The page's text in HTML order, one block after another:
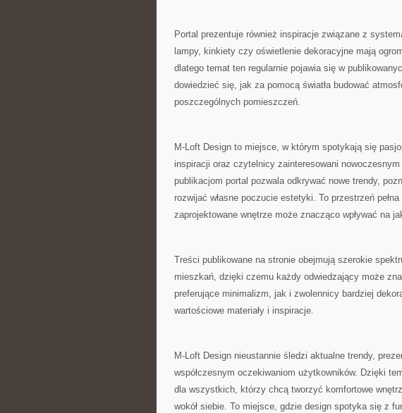
Portal prezentuje również inspiracje związane z
lampy, kinkiety czy oświetlenie dekoracyjne mają
dlatego temat ten regularnie pojawia się w
dowiedzieć się, jak za pomocą światła budować
poszczególnych pomieszczeń.
M-Loft Design to miejsce, w którym spotykają się
inspiracji oraz czytelnicy zainteresowani
publikacjom portal pozwala odkrywać nowe trendy,
rozwijać własne poczucie estetyki. To przestrzeń
zaprojektowane wnętrze może znacząco wpływać na
Treści publikowane na stronie obejmują szerokie
mieszkań, dzięki czemu każdy odwiedzający może
preferujące minimalizm, jak i zwolennicy bardziej
wartościowe materiały i inspiracje.
M-Loft Design nieustannie śledzi aktualne trendy,
współczesnym oczekiwaniom użytkowników. Dzięki
dla wszystkich, którzy chcą tworzyć komfortowe
wokół siebie. To miejsce, gdzie design spotyka się z